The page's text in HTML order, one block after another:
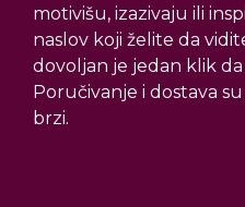
motivišu, izazivaju ili
naslov koji želite da
dovoljan je jedan klik da
Poručivanje i dostava
brzi.